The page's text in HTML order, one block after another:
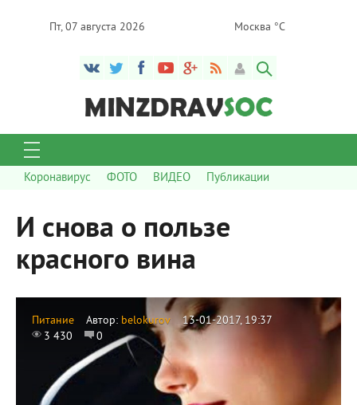
Пт, 07 августа 2026 Москва °C
Коронавирус ФОТО ВИДЕО Публикации
И снова о пользе
красного вина
Питание Автор: belokurov
13-01-2017, 19:37
3 430
0